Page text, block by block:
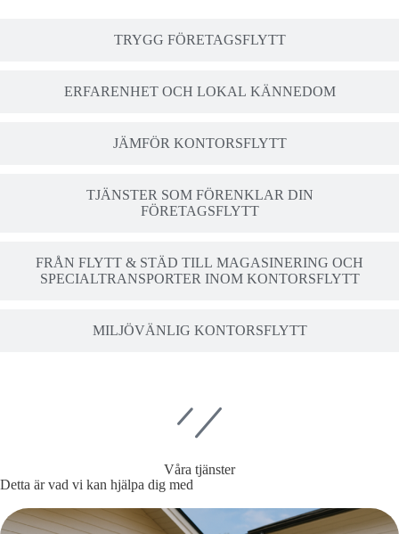
TRYGG FÖRETAGSFLYTT
ERFARENHET OCH LOKAL KÄNNEDOM
JÄMFÖR KONTORSFLYTT
TJÄNSTER SOM FÖRENKLAR DIN
FÖRETAGSFLYTT
FRÅN FLYTT & STÄD TILL MAGASINERING OCH
SPECIALTRANSPORTER INOM KONTORSFLYTT
MILJÖVÄNLIG KONTORSFLYTT
Våra tjänster
Detta är vad vi kan hjälpa dig med